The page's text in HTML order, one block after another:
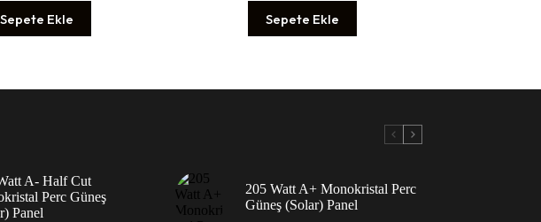
Sepete Ekle Sepete Ekle
A- Half Cut
Perc Güneş
Panel
205 Watt A+ Monokristal Perc
Güneş (Solar) Panel